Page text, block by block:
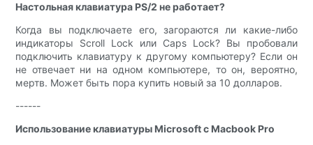
Настольная клавиатура PS/2 не работает?
Когда вы подключаете его, загораются ли какие-либо
индикаторы Scroll Lock или Caps Lock? Вы пробовали
подключить клавиатуру к другому компьютеру? Если он
не отвечает ни на одном компьютере, то он, вероятно,
мертв. Может быть пора купить новый за 10 долларов.
------
Использование клавиатуры Microsoft с Macbook Pro